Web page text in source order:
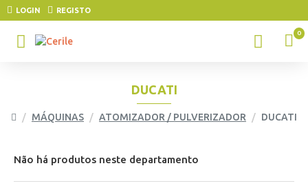
LOGIN REGISTO
0
MÁQUINAS ATOMIZADOR / PULVERIZADOR DUCATI
DUCATI
Não há produtos neste departamento